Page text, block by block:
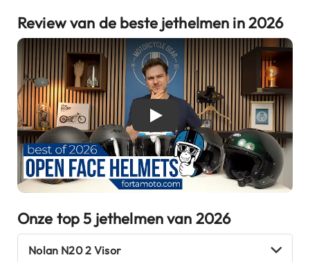
e
n
B
u
e
t
o
o
t
h
h
e
l
m
e
Review van de beste jethelmen in 2026
De beste jethelmen van 2026
Onze top 5 jethelmen van 2026
Nolan N20 2 Visor